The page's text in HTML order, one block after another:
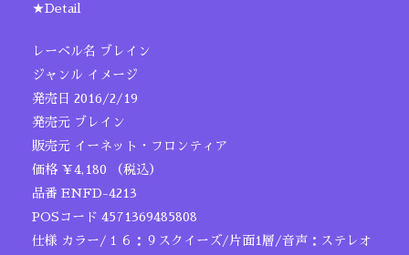
★Detail
レーベル名 ブレイン
ジャンル イメージ
発売日 2016/2/19
発売元 ブレイン
販売元 イーネット・フロンティア
価格 ￥4,180 （税込）
品番 ENFD-4213
POSコード 4571369485808
仕様 カラー/１６：９スクイーズ/片面1層/音声：ステレオ